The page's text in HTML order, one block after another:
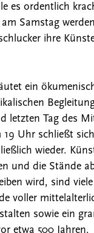
es ordentlich
Samstag
ihre
ein
letzten Tag des
Uhr schließt
wieder.
und die Stände
wird, sind
voller
sowie ein
etwa 500 Jahren.